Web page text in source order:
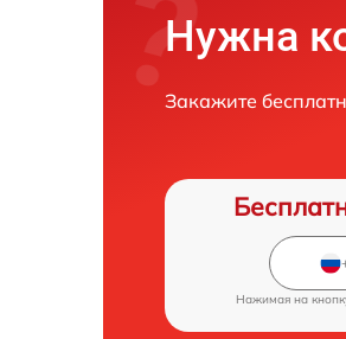
Нужна
Закажите
Нажимая на